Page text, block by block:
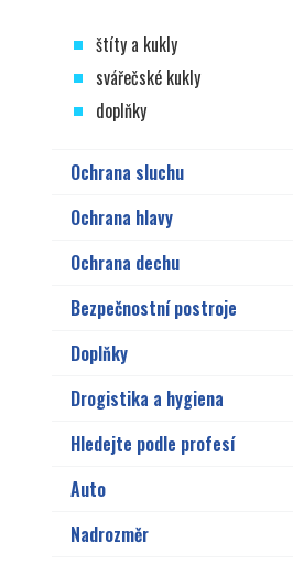
štíty a kukly
svářečské kukly
doplňky
Ochrana sluchu
Ochrana hlavy
Ochrana dechu
Bezpečnostní postroje
Doplňky
Drogistika a hygiena
Hledejte podle profesí
Auto
Nadrozměr